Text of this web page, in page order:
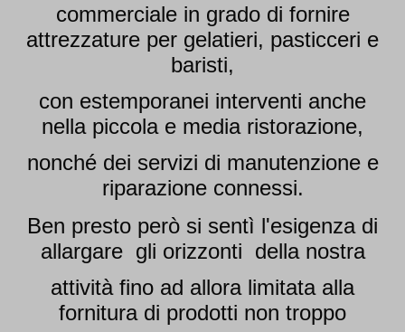
commerciale in grado di fornire
attrezzature per gelatieri, pasticceri e
baristi,
con estemporanei interventi anche
nella piccola e media ristorazione,
nonché dei servizi di manutenzione e
riparazione connessi.
Ben presto però si sentì l'esigenza di
allargare gli orizzonti della nostra
attività fino ad allora limitata alla
fornitura di prodotti non troppo